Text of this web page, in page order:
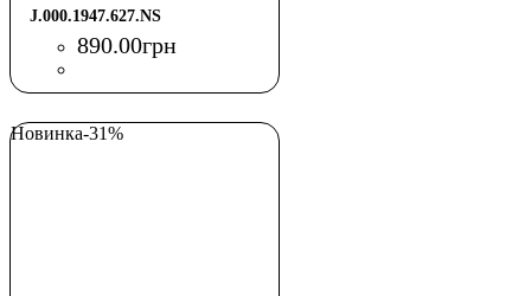
J.000.1947.627.NS
890.00грн
Новинка-31%